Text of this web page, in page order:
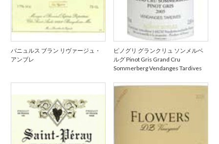
バニュルス ブラン リヴァージュ・
アンブレ
ピノグリ グランクリュ ソンメルベ
ルグ Pinot Gris Grand Cru
Sommerberg Vendanges Tardives